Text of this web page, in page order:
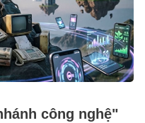
công nghệ"